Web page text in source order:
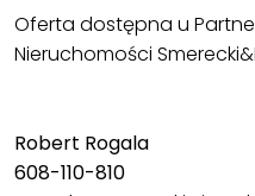
Oferta dostępna u
Nieruchomości
Robert Rogala
608-110-810